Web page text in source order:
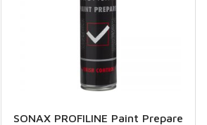
SONAX PROFILINE Paint Prepare
SONAX